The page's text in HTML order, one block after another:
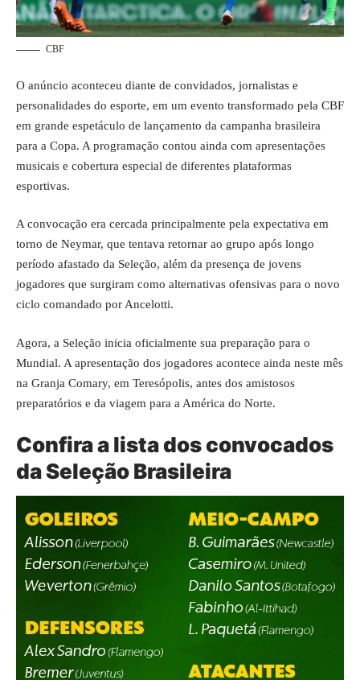
CBF
O anúncio aconteceu diante de convidados, jornalistas e
personalidades do esporte, em um evento transformado pela CBF
em grande espetáculo de lançamento da campanha brasileira
para a Copa. A programação contou ainda com apresentações
musicais e cobertura especial de diferentes plataformas
esportivas.
A convocação era cercada principalmente pela expectativa em
torno de Neymar, que tentava retornar ao grupo após longo
período afastado da Seleção, além da presença de jovens
jogadores que surgiram como alternativas ofensivas para o novo
ciclo comandado por Ancelotti.
Agora, a Seleção inicia oficialmente sua preparação para o
Mundial. A apresentação dos jogadores acontece ainda neste mês
na Granja Comary, em Teresópolis, antes dos amistosos
preparatórios e da viagem para a América do Norte.
Confira a lista dos convocados
daSeleçãoBrasileira